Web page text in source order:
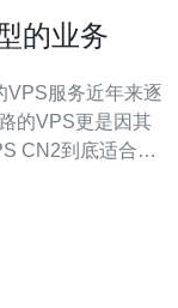
的业务
的VPS更是因其
CN2到底适合哪